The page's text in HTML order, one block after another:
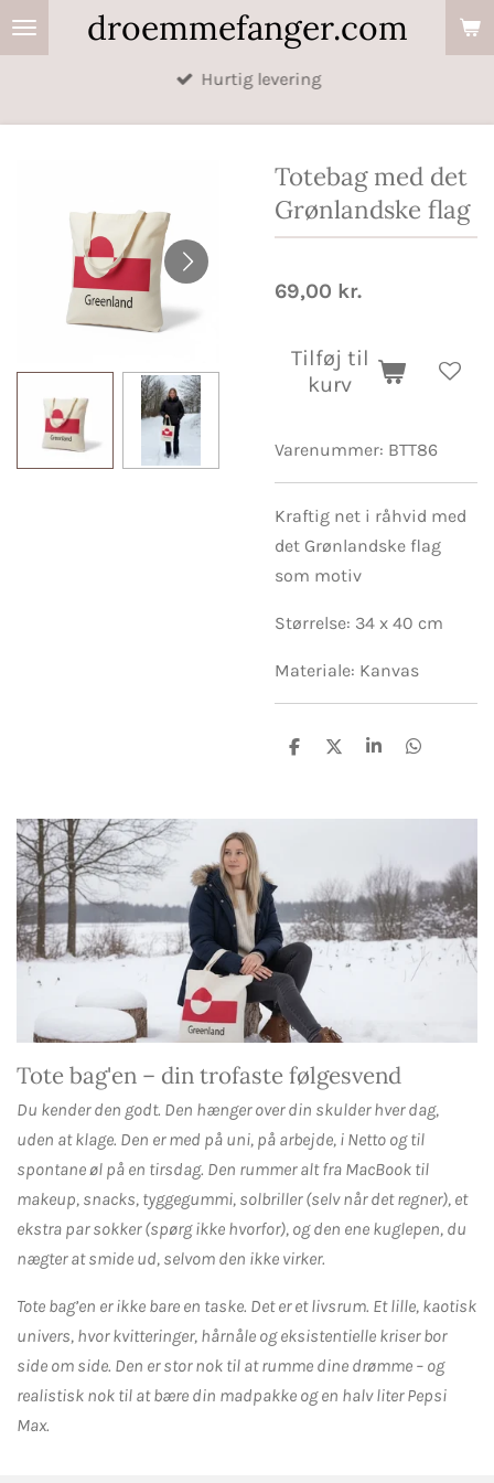
Spring
til
droemmefanger.com
Hurtig levering
Totebag med det
Grønlandske flag
69,00 kr.
Tilføj til
kurv
Varenummer: BTT86
Kraftig net i råhvid med
det Grønlandske flag
som motiv
Størrelse: 34 x 40 cm
Materiale: Kanvas
D
D
D
D
Tote bag'en – din trofaste følgesvend
Du kender den godt. Den hænger over din skulder hver dag,
uden at klage. Den er med på uni, på arbejde, i Netto og til
spontane øl på en tirsdag. Den rummer alt fra MacBook til
makeup, snacks, tyggegummi, solbriller (selv når det regner), et
ekstra par sokker (spørg ikke hvorfor), og den ene kuglepen, du
nægter at smide ud, selvom den ikke virker.
Tote bag’en er ikke bare en taske. Det er et livsrum. Et lille, kaotisk
univers, hvor kvitteringer, hårnåle og eksistentielle kriser bor
side om side. Den er stor nok til at rumme dine drømme – og
realistisk nok til at bære din madpakke og en halv liter Pepsi
Max.